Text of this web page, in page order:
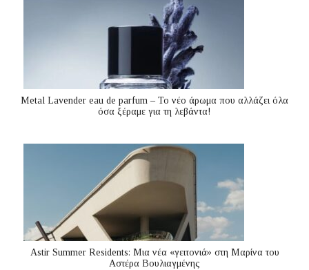
Metal Lavender eau de parfum – Το νέο άρωμα που αλλάζει όλα
όσα ξέραμε για τη λεβάντα!
Astir Summer Residents: Μια νέα «γειτονιά» στη Μαρίνα του
Αστέρα Βουλιαγμένης